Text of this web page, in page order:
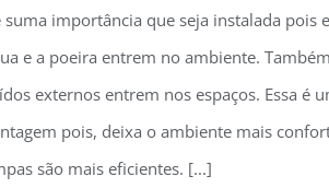
suma importância que seja instalada pois
e a poeira entrem no ambiente.
externos entrem nos espaços. Essa é
pois, deixa o ambiente mais
são mais eficientes. [...]